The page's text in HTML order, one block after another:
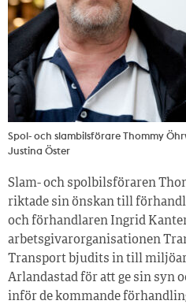
Spol- och slambilsförare Thommy
Justina Öster
Slam- och spolbilsföraren
riktade sin önskan till
och förhandlaren Ingrid
arbetsgivarorganisationen
Transport bjudits in till
Arlandastad för att ge sin syn
inför de kommande